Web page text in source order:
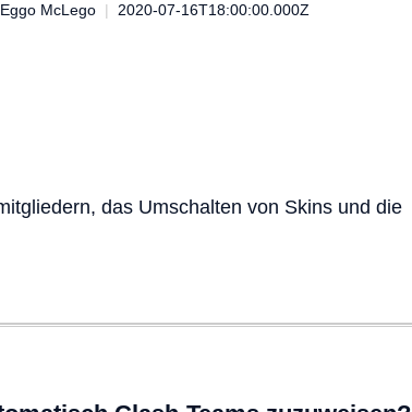
McLego 2020-07-16T18:00:00.000Z
das Umschalten von Skins und die